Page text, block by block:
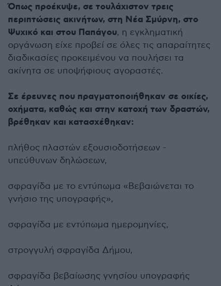
Όπως προέκυψε, σε τουλάχιστον τρεις
περιπτώσεις ακινήτων, στη Νέα Σμύρνη, στο
Ψυχικό και στου Παπάγου, η εγκληματική
οργάνωση είχε προβεί σε όλες τις απαραίτητες
διαδικασίες προκειμένου να πουλήσει τα
ακίνητα σε υποψήφιους αγοραστές.
Σε έρευνες που πραγματοποιήθηκαν σε οικίες,
οχήματα, καθώς και στην κατοχή των δραστών,
βρέθηκαν και κατασχέθηκαν:
πλήθος πλαστών εξουσιοδοτήσεων -
υπεύθυνων δηλώσεων,
σφραγίδα με το εντύπωμα «Βεβαιώνεται το
γνήσιο της υπογραφής»,
σφραγίδα με εντύπωμα ημερομηνίες,
στρογγυλή σφραγίδα Δήμου,
σφραγίδα βεβαίωσης γνησίου υπογραφής